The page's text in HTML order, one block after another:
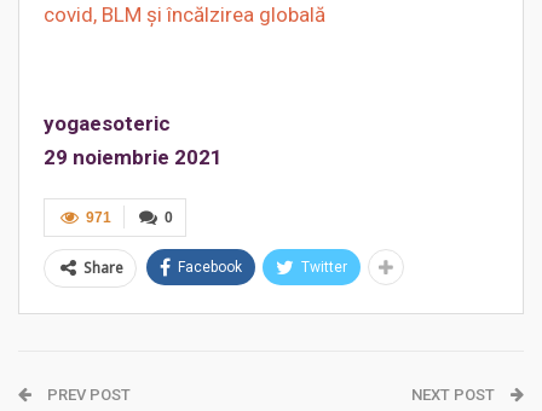
covid, BLM și încălzirea globală
yogaesoteric
29 noiembrie 2021
0
971
Share Facebook Twitter
PREV POST NEXT POST